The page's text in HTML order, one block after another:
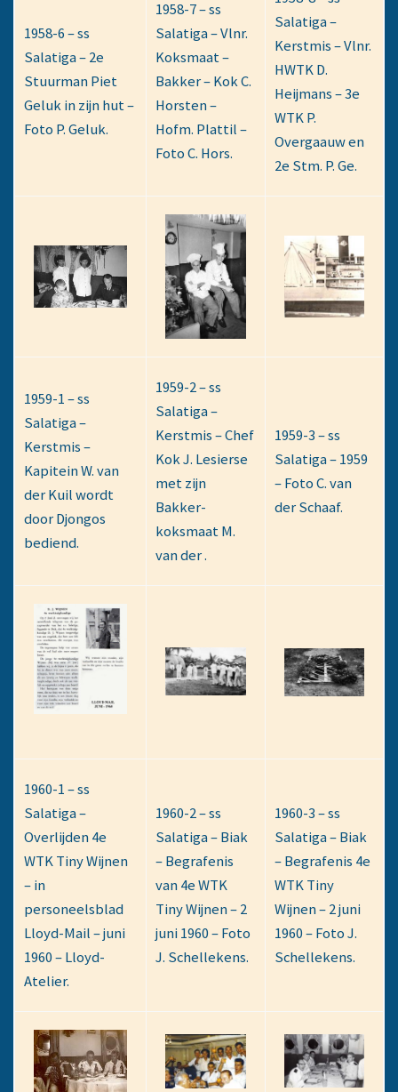
1958-6 – ss
Salatiga – 2e
Stuurman Piet
Geluk in zijn hut –
Foto P. Geluk.
1958-7 – ss
Salatiga – Vlnr.
Koksmaat –
Bakker – Kok C.
Horsten –
Hofm. Plattil –
Foto C. Hors.
Salatiga –
Kerstmis – Vlnr.
HWTK D.
Heijmans – 3e
WTK P.
Overgaauw en
2e Stm. P. Ge.
1959-1 – ss
Salatiga –
Kerstmis –
Kapitein W. van
der Kuil wordt
door Djongos
bediend.
1959-2 – ss
Salatiga –
Kerstmis – Chef
Kok J. Lesierse
met zijn
Bakker-
koksmaat M.
van der .
1959-3 – ss
Salatiga – 1959
– Foto C. van
der Schaaf.
1960-1 – ss
Salatiga –
Overlijden 4e
WTK Tiny Wijnen
– in
personeelsblad
Lloyd-Mail – juni
1960 – Lloyd-
Atelier.
1960-2 – ss
Salatiga – Biak
– Begrafenis
van 4e WTK
Tiny Wijnen – 2
juni 1960 – Foto
J. Schellekens.
1960-3 – ss
Salatiga – Biak
– Begrafenis 4e
WTK Tiny
Wijnen – 2 juni
1960 – Foto J.
Schellekens.